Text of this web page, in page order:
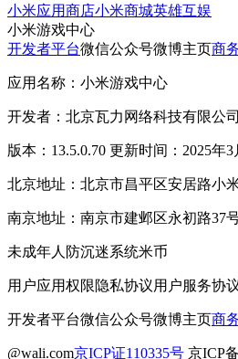
小米应用商店小米商城英雄互娱
小米游戏中心
开发者平台微信公众号微博主页商
应用名称：小米游戏中心
开发者：北京瓦力网络科技有限公
版本：13.5.0.70 更新时间：2025年3
北京地址：北京市昌平区安居路小
南京地址：南京市建邺区永初路37
未成年人防沉迷系统米币
用户应用权限隐私协议用户服务协
开发者平台微信公众号微博主页商
@wali.com京ICP证110335号 京ICP